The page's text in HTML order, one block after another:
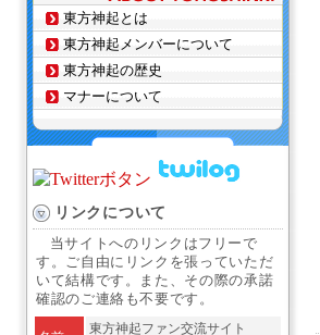
東方神起とは
東方神起メンバーについて
東方神起の歴史
マナーについて
リンクについて
当サイトへのリンクはフリーで
す。ご自由にリンクを張っていただ
いて結構です。また、その際の承諾
確認のご連絡も不要です。
東方神起ファン交流サイト